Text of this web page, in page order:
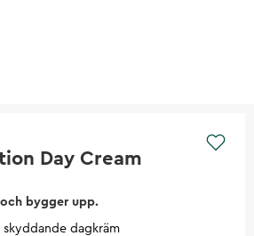
Day Cream
bygger upp.
dagkräm